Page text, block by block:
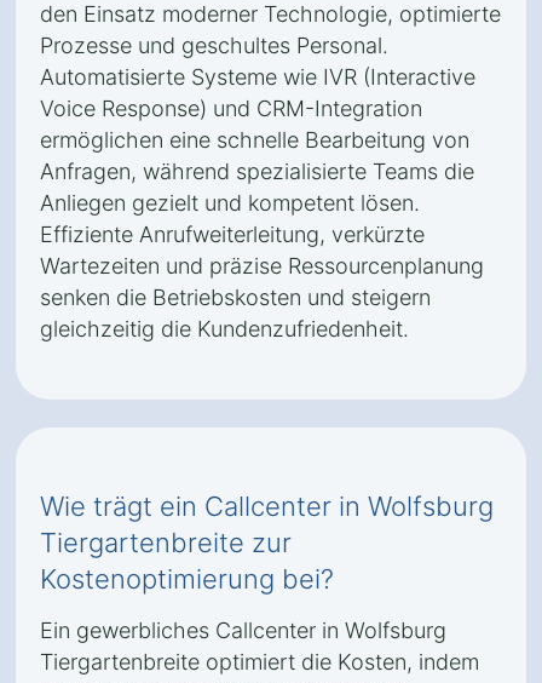
den Einsatz moderner Technologie, optimierte
Prozesse und geschultes Personal.
Automatisierte Systeme wie IVR (Interactive
Voice Response) und CRM-Integration
ermöglichen eine schnelle Bearbeitung von
Anfragen, während spezialisierte Teams die
Anliegen gezielt und kompetent lösen.
Effiziente Anrufweiterleitung, verkürzte
Wartezeiten und präzise Ressourcenplanung
senken die Betriebskosten und steigern
gleichzeitig die Kundenzufriedenheit.
Wie trägt ein Callcenter in Wolfsburg
Tiergartenbreite zur
Kostenoptimierung bei?
Ein gewerbliches Callcenter in Wolfsburg
Tiergartenbreite optimiert die Kosten, indem